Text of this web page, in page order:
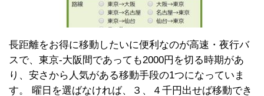
長距離をお得に移動したいに便利なのが高速・夜行バ
スで、東京-大阪間であっても2000円を切る時期があ
り、安さから人気がある移動手段の1つになっていま
す。 曜日を選ばなければ、３、４千円出せば移動でき